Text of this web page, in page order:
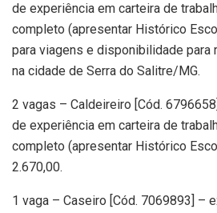
de experiência em carteira de
completo (apresentar Histórico
para viagens e disponibilidade para
na cidade de Serra do Salitre/MG.
2 vagas – Caldeireiro [Cód.
de experiência em carteira de
completo (apresentar Histórico
2.670,00.
1 vaga – Caseiro [Cód. 7069893] –